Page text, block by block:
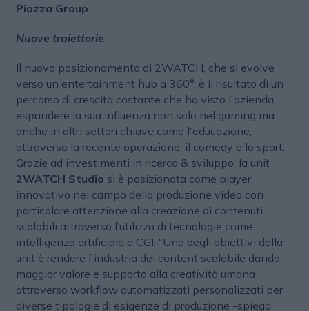
Piazza Group
Nuove traiettorie
Il nuovo posizionamento di 2WATCH, che si evolve
verso un entertainment hub a 360°, è il risultato di un
percorso di crescita costante che ha visto l'azienda
espandere la sua influenza non solo nel gaming ma
anche in altri settori chiave come l'educazione,
attraverso la recente operazione, il comedy e lo sport.
Grazie ad investimenti in ricerca & sviluppo, la unit
2WATCH Studio si è posizionata come player
innovativo nel campo della produzione video con
particolare attenzione alla creazione di contenuti
scalabili attraverso l’utilizzo di tecnologie come
intelligenza artificiale e CGI. "Uno degli obiettivi della
unit è rendere l'industria del content scalabile dando
maggior valore e supporto alla creatività umana
attraverso workflow automatizzati personalizzati per
diverse tipologie di esigenze di produzione -spiega